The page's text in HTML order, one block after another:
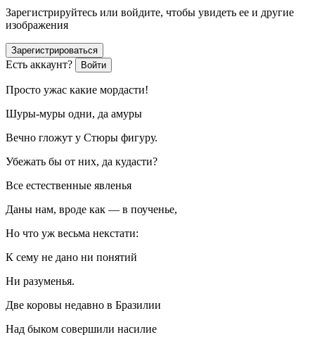
Зарегистрируйтесь или войдите, чтобы увидеть ее и другие
изображения
Зарегистрироваться
Есть аккаунт? Войти
Просто ужас какие мордасти!
Шуры-муры одни, да амуры
Вечно гложут у Стюры фигуру.
Убежать бы от них, да кудасти?
Все естественные явленья
Даны нам, вроде как — в поученье,
Но что уж весьма некстати:
К сему не дано ни понятий
Ни разуменья.
Две коровы недавно в Бразилии
Над быком совершили насилие